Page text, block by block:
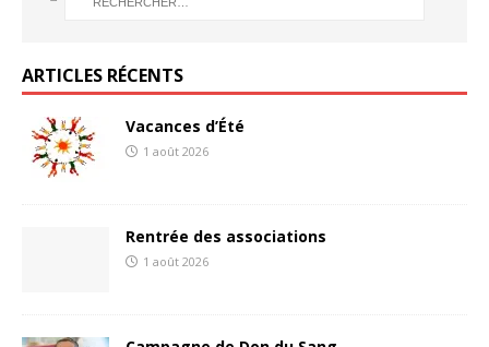
ARTICLES RÉCENTS
Vacances d’Été
1 août 2026
Rentrée des associations
1 août 2026